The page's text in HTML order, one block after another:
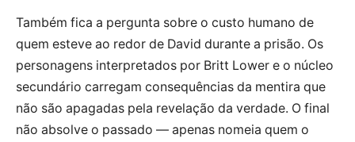
Também fica a pergunta sobre o custo humano de
quem esteve ao redor de David durante a prisão. Os
personagens interpretados por Britt Lower e o núcleo
secundário carregam consequências da mentira que
não são apagadas pela revelação da verdade. O final
não absolve o passado — apenas nomeia quem o